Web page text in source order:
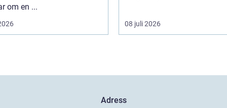
om en ...
08 juli 2026
Adress